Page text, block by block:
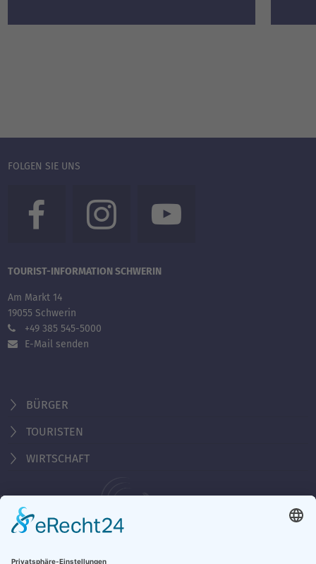
FOLGEN SIE UNS
TOURIST-INFORMATION SCHWERIN
Am Markt 14
19055 Schwerin
+49 385 545-5000
E-Mail senden
BÜRGER
TOURISTEN
WIRTSCHAFT